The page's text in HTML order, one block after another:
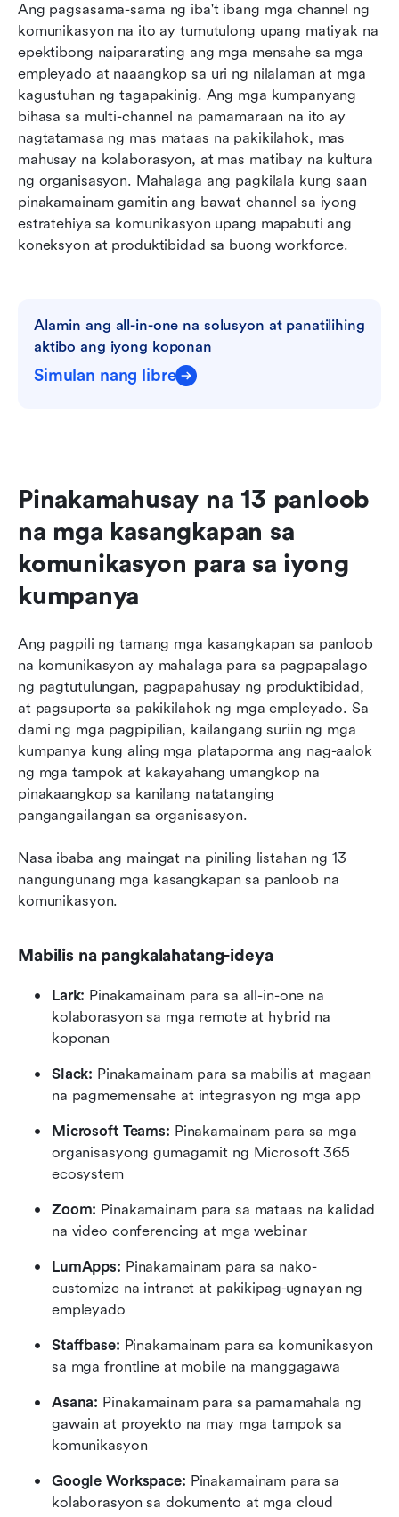
Ang pagsasama-sama ng iba't ibang mga channel ng
komunikasyon na ito ay tumutulong upang matiyak na
epektibong naipararating ang mga mensahe sa mga
empleyado at naaangkop sa uri ng nilalaman at mga
kagustuhan ng tagapakinig. Ang mga kumpanyang
bihasa sa multi-channel na pamamaraan na ito ay
nagtatamasa ng mas mataas na pakikilahok, mas
mahusay na kolaborasyon, at mas matibay na kultura
ng organisasyon. Mahalaga ang pagkilala kung saan
pinakamainam gamitin ang bawat channel sa iyong
estratehiya sa komunikasyon upang mapabuti ang
koneksyon at produktibidad sa buong workforce.
Alamin ang all-in-one na solusyon at panatilihing
aktibo ang iyong koponan
Simulan nang libre
Pinakamahusay na 13 panloob
na mga kasangkapan sa
komunikasyon para sa iyong
kumpanya
Ang pagpili ng tamang mga kasangkapan sa panloob
na komunikasyon ay mahalaga para sa pagpapalago
ng pagtutulungan, pagpapahusay ng produktibidad,
at pagsuporta sa pakikilahok ng mga empleyado. Sa
dami ng mga pagpipilian, kailangang suriin ng mga
kumpanya kung aling mga plataporma ang nag-aalok
ng mga tampok at kakayahang umangkop na
pinakaangkop sa kanilang natatanging
pangangailangan sa organisasyon.
Nasa ibaba ang maingat na piniling listahan ng 13
nangungunang mga kasangkapan sa panloob na
komunikasyon.
Mabilis na pangkalahatang-ideya
Lark: Pinakamainam para sa all-in-one na
kolaborasyon sa mga remote at hybrid na
koponan
Slack: Pinakamainam para sa mabilis at magaan
na pagmemensahe at integrasyon ng mga app
Microsoft Teams: Pinakamainam para sa mga
organisasyong gumagamit ng Microsoft 365
ecosystem
Zoom: Pinakamainam para sa mataas na kalidad
na video conferencing at mga webinar
LumApps: Pinakamainam para sa nako-
customize na intranet at pakikipag-ugnayan ng
empleyado
Staffbase: Pinakamainam para sa komunikasyon
sa mga frontline at mobile na manggagawa
Asana: Pinakamainam para sa pamamahala ng
gawain at proyekto na may mga tampok sa
komunikasyon
Google Workspace: Pinakamainam para sa
kolaborasyon sa dokumento at mga cloud